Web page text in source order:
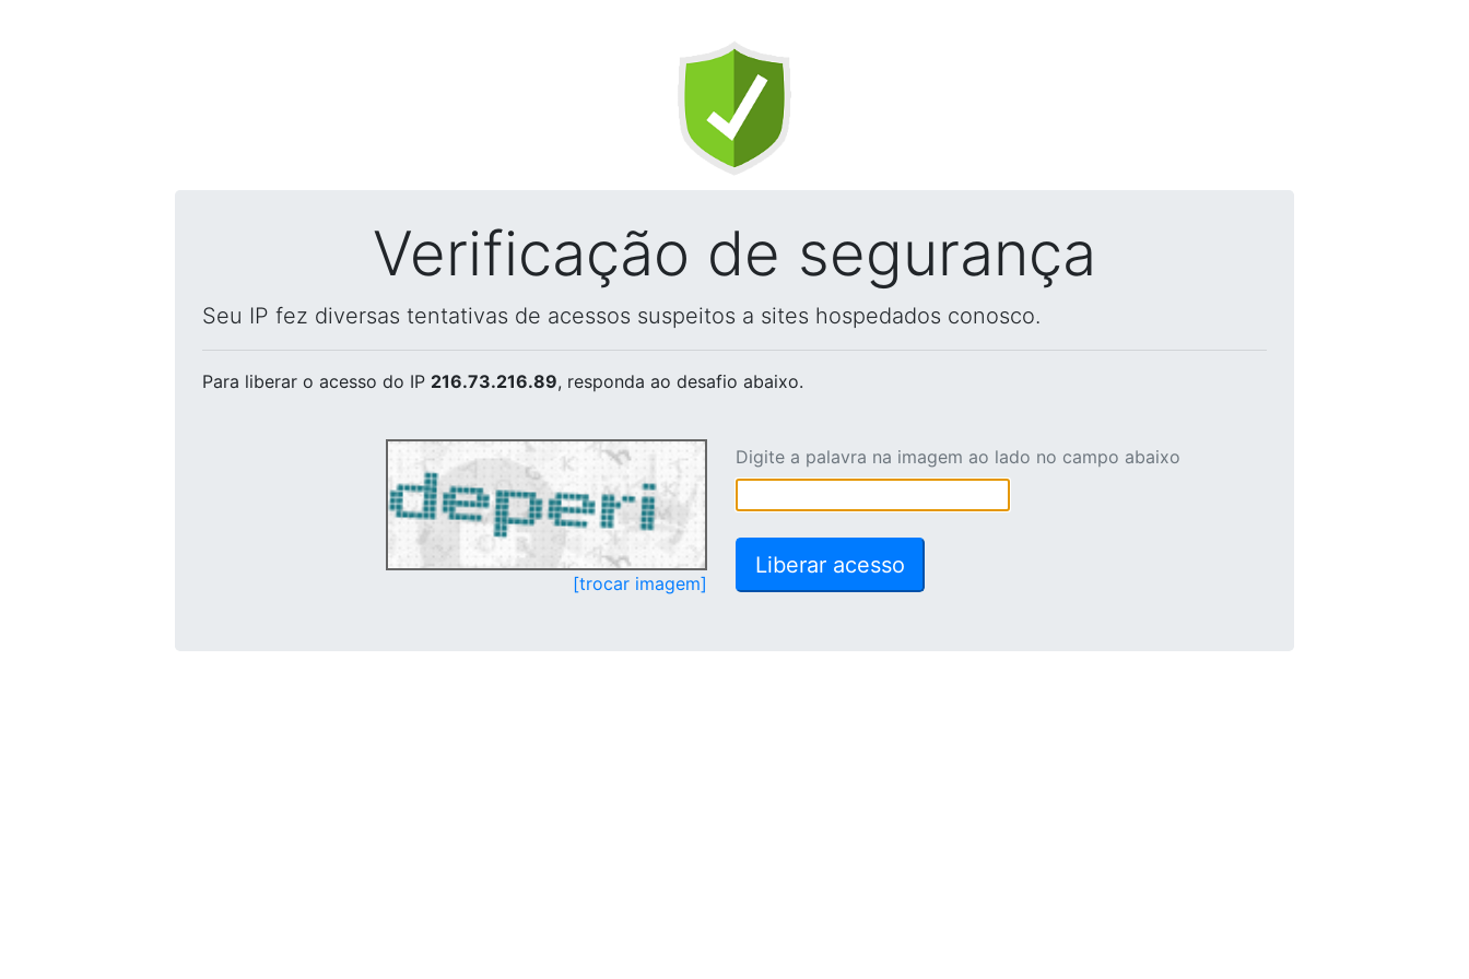
Verificação de segurança
Seu IP fez diversas tentativas de acessos suspeitos a sites hospedados conosco.
Para liberar o acesso do IP 216.73.216.89, responda ao desafio abaixo.
[trocar imagem]
Digite a palavra na imagem ao lado no campo abaixo